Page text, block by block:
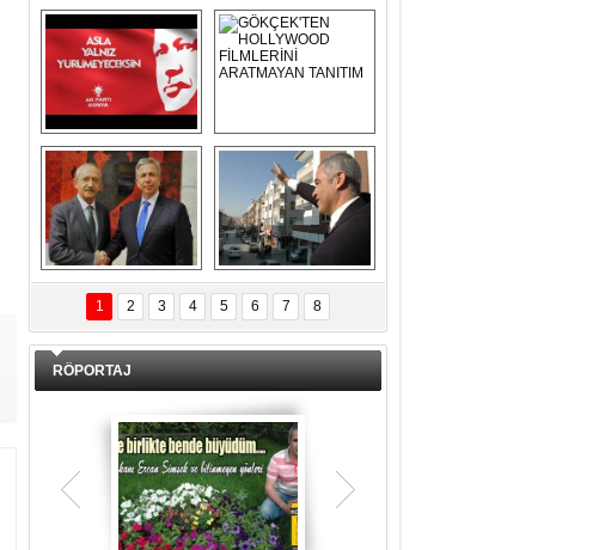
Asla Yalnız
Yürümeyeceksin
Uzun Adam
GÖKÇEK'TEN
HOLLYWOOD
FİLMLERİNİ
ARATMAYAN
TANITIM
DAL İÇERİ ZÜBÜK!
ERCAN ŞİMŞEK
GÖLBAŞI'NDA
KASIRGA ETKİSİ
YARATTI !
1 2 3 4 5 6 7 8
RÖPORTAJ
Teşrik tekbiri nedir? Ne anlama gelir?